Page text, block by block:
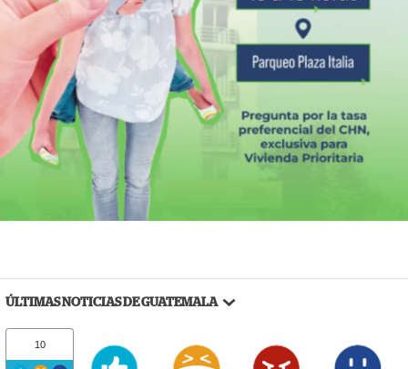
ÚLTIMAS NOTICIAS DE GUATEMALA
10